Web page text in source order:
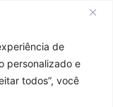
de
personalizado e
todos”, você
o fogão
da panela